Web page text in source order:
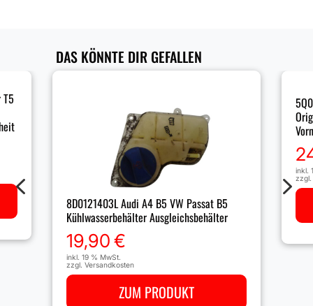
DAS KÖNNTE DIR GEFALLEN
8D0121403L Audi A4 B5 VW Passat B5
Kühlwasserbehälter Ausgleichsbehälter
19,90€
inkl. 19 % MwSt.
zzgl. Versandkosten
ZUM PRODUKT
inkl.
zzgl.
4 5